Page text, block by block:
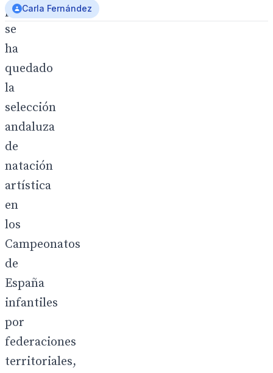
privilegio
se
ha
quedado
la
selección
andaluza
de
natación
artística
en
los
Campeonatos
de
España
infantiles
por
federaciones
territoriales,
Carla Fernández